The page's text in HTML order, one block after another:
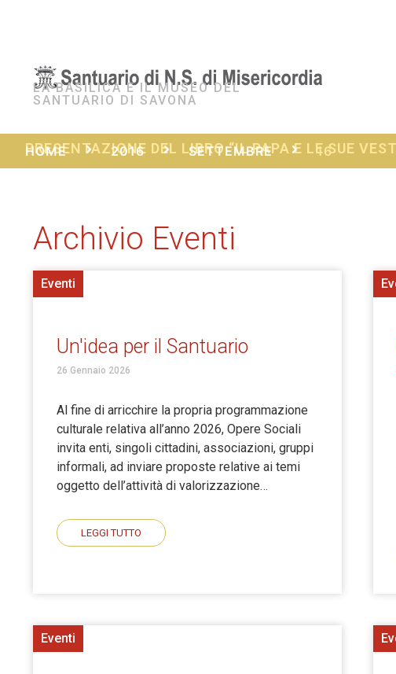
LA BASILICA E IL MUSEO DEL
SANTUARIO DI SAVONA
PRESENTAZIONE DEL LIBRO “IL PAPA E LE SUE
HOME 2016 SETTEMBRE 16
Archivio Eventi
Eventi
Un'idea per il Santuario
26 Gennaio 2026
Al fine di arricchire la propria programmazione
culturale relativa all’anno 2026, Opere Sociali
invita enti, singoli cittadini, associazioni, gruppi
informali, ad inviare proposte relative ai temi
oggetto dell’attività di valorizzazione…
LEGGI TUTTO
Eventi